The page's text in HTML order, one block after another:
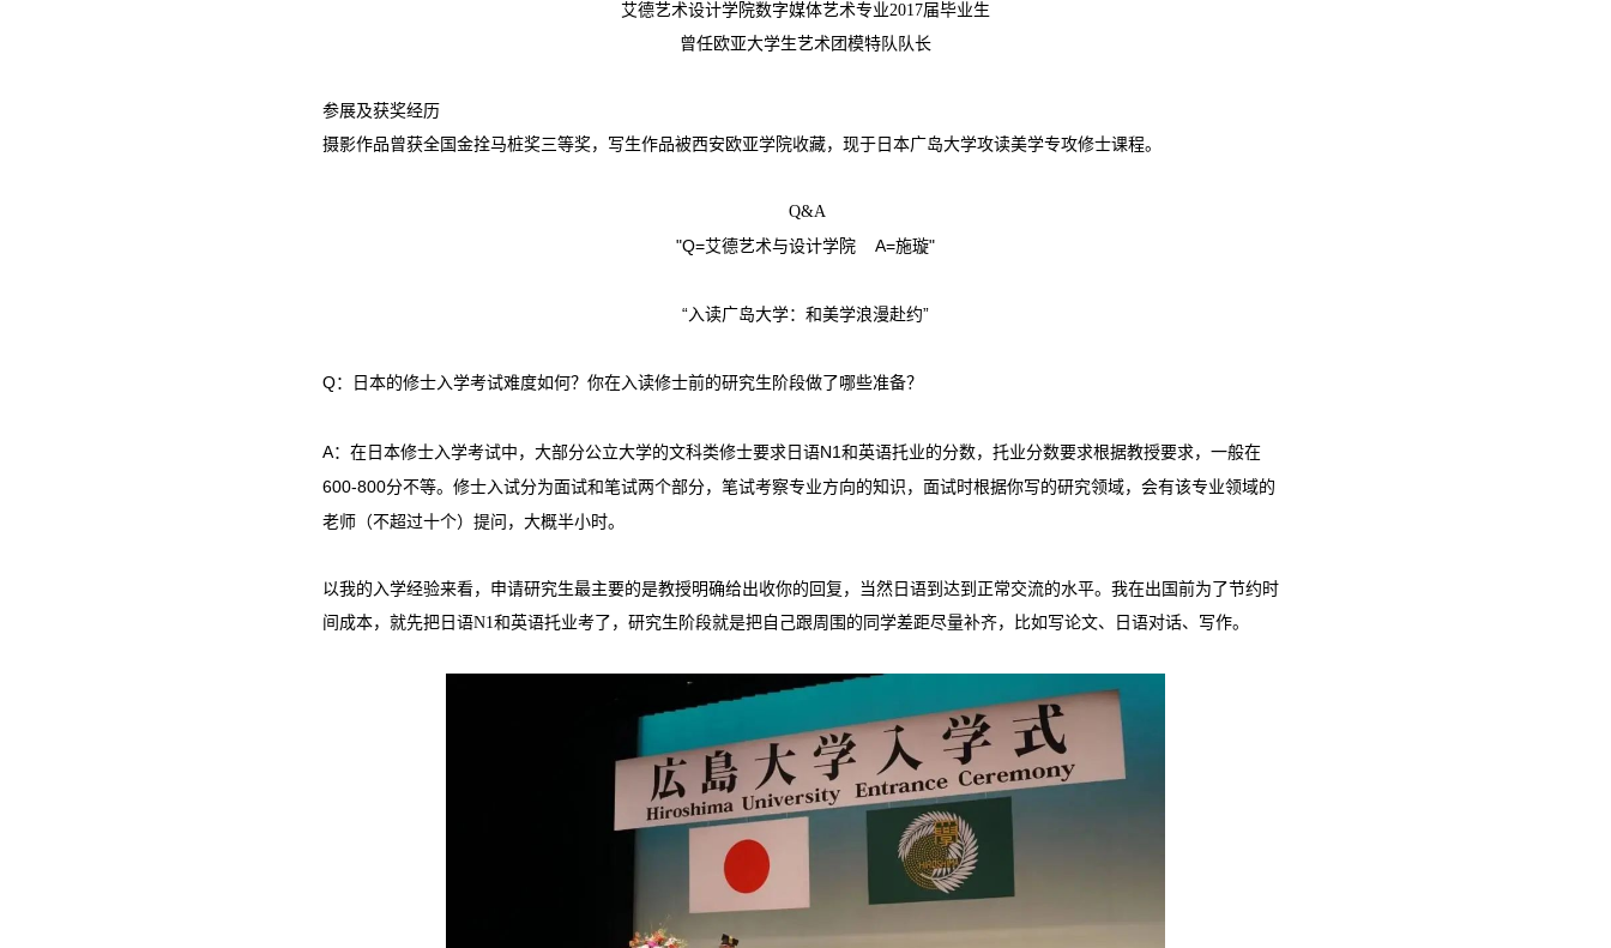
艾德艺术设计学院数字媒体艺术专业2017届毕业生
曾任欧亚大学生艺术团模特队队长
参展及获奖经历
摄影作品曾获全国金拴马桩奖三等奖，写生作品被西安欧亚学院收藏，现于日本广岛大学攻读美学专攻修士课程。
Q&A
"Q=艾德艺术与设计学院 A=施璇"
“入读广岛大学：和美学浪漫赴约”
Q：日本的修士入学考试难度如何？你在入读修士前的研究生阶段做了哪些准备？
A：在日本修士入学考试中，大部分公立大学的文科类修士要求日语N1和英语托业的分数，托业分数要求根据教授要求，一般在
600-800分不等。修士入试分为面试和笔试两个部分，笔试考察专业方向的知识，面试时根据你写的研究领域，会有该专业领域的
老师（不超过十个）提问，大概半小时。
以我的入学经验来看，申请研究生最主要的是教授明确给出收你的回复，当然日语到达到正常交流的水平。我在出国前为了节约时
间成本，就先把日语N1和英语托业考了，研究生阶段就是把自己跟周围的同学差距尽量补齐，比如写论文、日语对话、写作。